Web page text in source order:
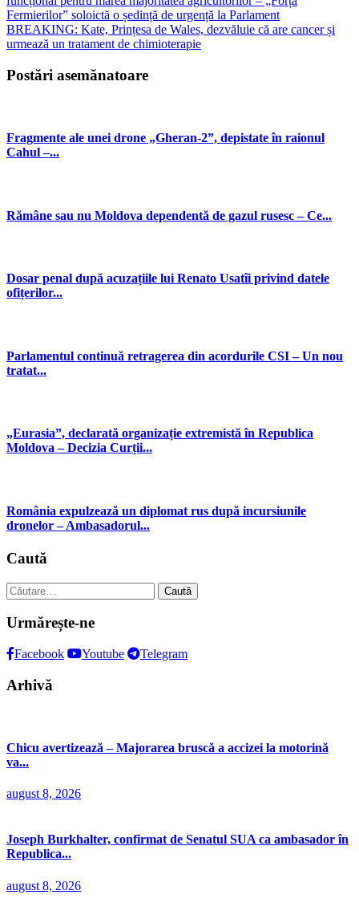
Fermierilor” soloictă o ședință de urgență la Parlament
BREAKING: Kate, Prințesa de Wales, dezvăluie că are cancer și
urmează un tratament de chimioterapie
Postări asemănatoare
Fragmente ale unei drone „Gheran-2”, depistate în raionul
Cahul –...
Rămâne sau nu Moldova dependentă de gazul rusesc – Ce...
Dosar penal după acuzațiile lui Renato Usatîi privind datele
ofițerilor...
Parlamentul continuă retragerea din acordurile CSI – Un nou
tratat...
„Eurasia”, declarată organizație extremistă în Republica
Moldova – Decizia Curții...
România expulzează un diplomat rus după incursiunile
dronelor – Ambasadorul...
Caută
Caută
după:
Urmărește-ne
Facebook Youtube Telegram
Arhivă
Chicu avertizează – Majorarea bruscă a accizei la motorină
va...
august 8, 2026
Joseph Burkhalter, confirmat de Senatul SUA ca ambasador în
Republica...
august 8, 2026